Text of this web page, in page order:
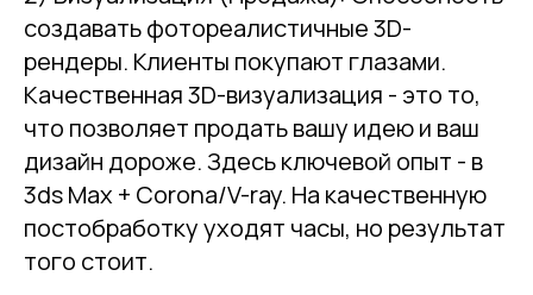
создавать фотореалистичные 3D-
рендеры. Клиенты покупают глазами.
Качественная 3D-визуализация - это то,
что позволяет продать вашу идею и ваш
дизайн дороже. Здесь ключевой опыт - в
3ds Max + Corona/V-ray. На качественную
постобработку уходят часы, но результат
того стоит.